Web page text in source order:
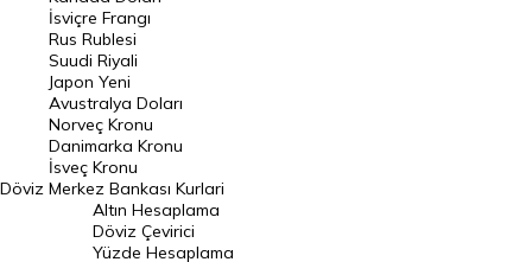
Riyal Kuru
Avustralya Doları
Danimarka Kronu Kuru
Kanada Doları Kuru
Norveç Kronu Kuru
İsveç Kronu Kuru
Döviz
İsviçre Frangı
Rus Rublesi
Suudi Riyali
Japon Yeni
Avustralya Doları
Norveç Kronu
Danimarka Kronu
İsveç Kronu
Merkez Bankası Kurlari
Altın Hesaplama
Döviz Çevirici
Yüzde Hesaplama